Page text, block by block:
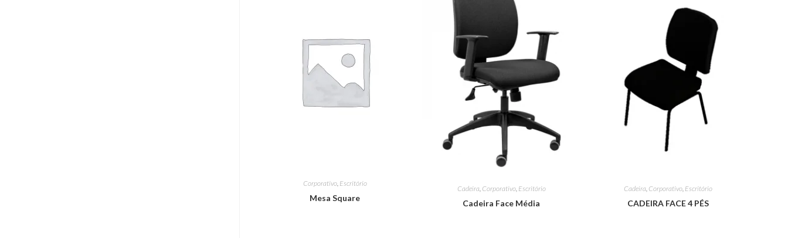
Corporativo, Escritório
Mesa Square
Cadeira Corporativo, Escritório
Cadeira Face Média
Cadeira Corporativo Escritório
CADEIRA FACE 4 PÉS